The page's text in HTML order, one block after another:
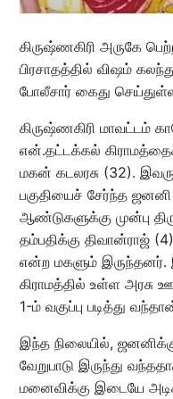
கிருஷ்ணகிரி அருகே
பிரசாதத்தில் விஷம்
போலீசார் கைது
கிருஷ்ணகிரி மாவட்டம்
என்.தட்டக்கல்
மகன் கடலரசு (32).
பகுதியைச் சேர்ந்த
ஆண்டுகளுக்கு முன்பு
தம்பதிக்கு திவான்ராஜ்
என்ற மகளும் இருந்தனர்.
கிராமத்தில் உள்ள அரசு
1-ம் வகுப்பு படித்து
இந்த நிலையில்,
வேறுபாடு இருந்து
மனைவிக்கு இடையே